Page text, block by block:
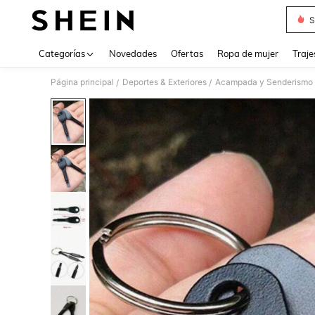
Categorías Novedades Ofertas Ropa de mujer
Página principal / Deportes & Exteriores / Acampada y Senderismo